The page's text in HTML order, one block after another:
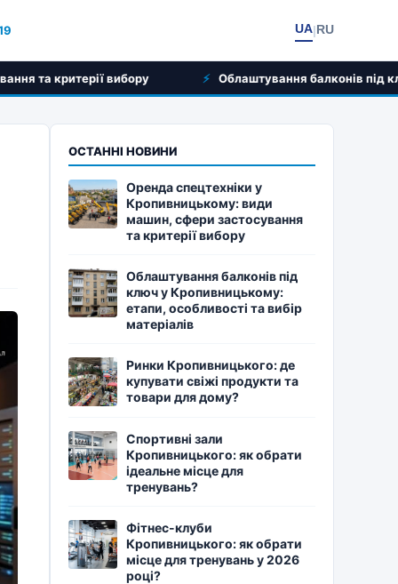
UA|RU
Облаштування балконів під ключ у Кропивницькому:
ОСТАННІ НОВИНИ
Оренда спецтехніки у
Кропивницькому: види
машин, сфери застосування
та критерії вибору
Облаштування балконів під
ключ у Кропивницькому:
етапи, особливості та вибір
матеріалів
Ринки Кропивницького: де
купувати свіжі продукти та
товари для дому?
Спортивні зали
Кропивницького: як обрати
ідеальне місце для
тренувань?
Фітнес-клуби
Кропивницького: як обрати
місце для тренувань у 2026
році?